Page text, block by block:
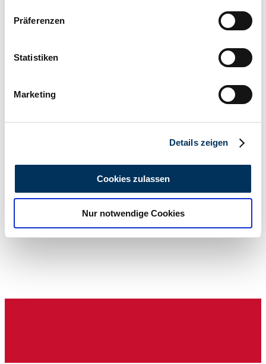
Informationen über Ihre geografische Lage
können
bestimmten Merkmalen (Fingerprinting) identifizieren
Erfahren Sie mehr darüber, wie Ihre persönlichen Daten
analysieren. Außerdem geben wir Informationen zu Ihrer
Verwendung unserer Website an unsere Partner für
soziale Medien, Werbung und Analysen weiter. Unsere
Präferenzen
Statistiken
Marketing
Details zeigen
Cookies zulassen
Nur notwendige Cookies
Händler